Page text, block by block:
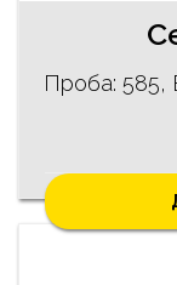
Проба: 585,